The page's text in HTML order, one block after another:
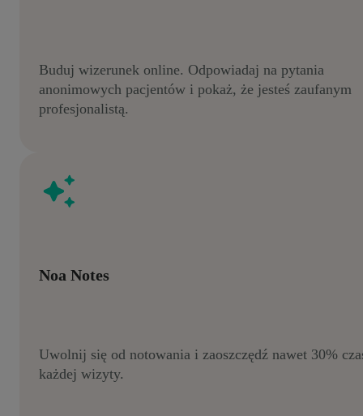
Buduj wizerunek online. Odpowiadaj na pytania
anonimowych pacjentów i pokaż, że jesteś zaufanym
profesjonalistą.
Noa Notes
Uwolnij się od notowania i zaoszczędź nawet 30%
każdej wizyty.